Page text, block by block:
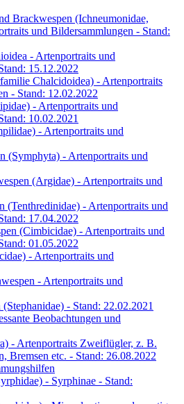
Brackwespen (Ichneumonidae,
und Bildersammlungen - Stand:
- Artenportraits und
15.12.2022
Chalcidoidea) - Artenportraits
- Stand: 12.02.2022
- Artenportraits und
10.02.2021
- Artenportraits und
(Symphyta) - Artenportraits und
(Argidae) - Artenportraits und
(Tenthredinidae) - Artenportraits und
17.04.2022
(Cimbicidae) - Artenportraits und
01.05.2022
- Artenportraits und
- Artenportraits und
- Stand: 22.02.2021
Beobachtungen und
- Artenportraits Zweiflügler, z. B.
Bremsen etc. - Stand: 26.08.2022
- Syrphinae - Stand: